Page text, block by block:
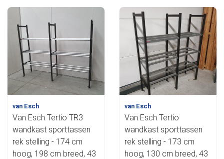
van Esch
Van Esch Tertio TR3
wandkast sporttassen
rek stelling - 174 cm
hoog, 198 cm breed, 43
van Esch
Van Esch Tertio
wandkast sporttassen
rek stelling - 173 cm
hoog, 130 cm breed, 43